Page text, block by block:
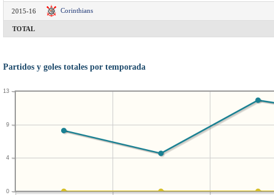
2015-16 Corinthians
TOTAL
Partidos y goles totales por temporada
0
4
9
13